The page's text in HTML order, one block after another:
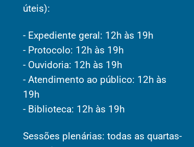
úteis):
- Expediente geral: 12h às 19h
- Protocolo: 12h às 19h
- Ouvidoria: 12h às 19h
- Atendimento ao público: 12h às
19h
- Biblioteca: 12h às 19h
Sessões plenárias: todas as quartas-